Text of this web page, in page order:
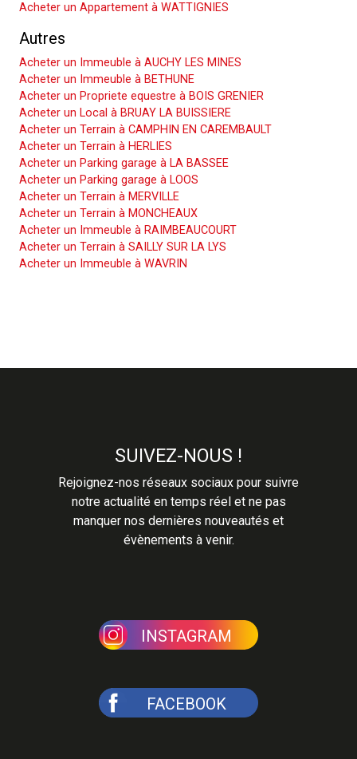
Acheter un Appartement à WATTIGNIES
Autres
Acheter un Immeuble à AUCHY LES MINES
Acheter un Immeuble à BETHUNE
Acheter un Propriete equestre à BOIS GRENIER
Acheter un Local à BRUAY LA BUISSIERE
Acheter un Terrain à CAMPHIN EN CAREMBAULT
Acheter un Terrain à HERLIES
Acheter un Parking garage à LA BASSEE
Acheter un Parking garage à LOOS
Acheter un Terrain à MERVILLE
Acheter un Terrain à MONCHEAUX
Acheter un Immeuble à RAIMBEAUCOURT
Acheter un Terrain à SAILLY SUR LA LYS
Acheter un Immeuble à WAVRIN
SUIVEZ-NOUS !
Rejoignez-nos réseaux sociaux pour suivre
notre actualité en temps réel et ne pas
manquer nos dernières nouveautés et
évènements à venir.
INSTAGRAM
FACEBOOK